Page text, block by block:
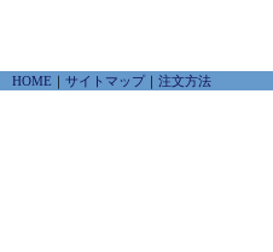
HOME サイトマップ 注文方法